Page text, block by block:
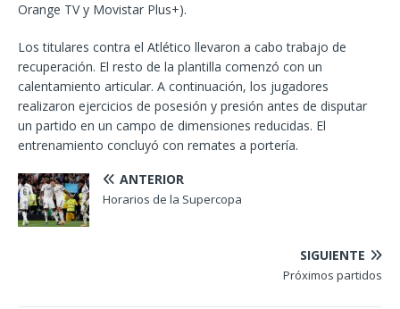
Orange TV y Movistar Plus+).
Los titulares contra el Atlético llevaron a cabo trabajo de
recuperación. El resto de la plantilla comenzó con un
calentamiento articular. A continuación, los jugadores
realizaron ejercicios de posesión y presión antes de disputar
un partido en un campo de dimensiones reducidas. El
entrenamiento concluyó con remates a portería.
ANTERIOR
Horarios de la Supercopa
SIGUIENTE
Próximos partidos